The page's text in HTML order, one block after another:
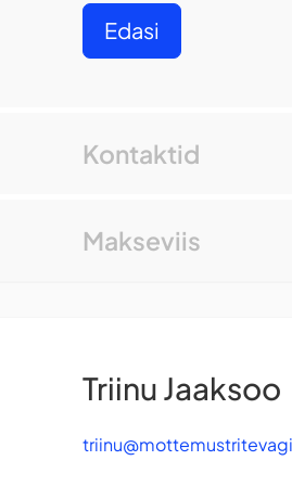
Edasi
Kontaktid
Makseviis
Triinu Jaaksoo